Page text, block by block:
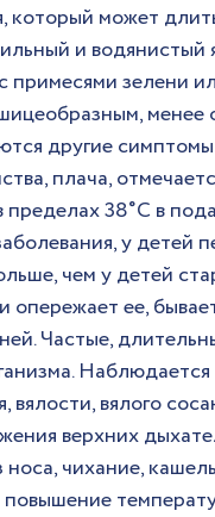
может
и водянистый
зелени
менее
другие
плача,
38˚С в
у детей
чем у детей
ее,
Частые,
вялости, вялого
верхних
чихание,